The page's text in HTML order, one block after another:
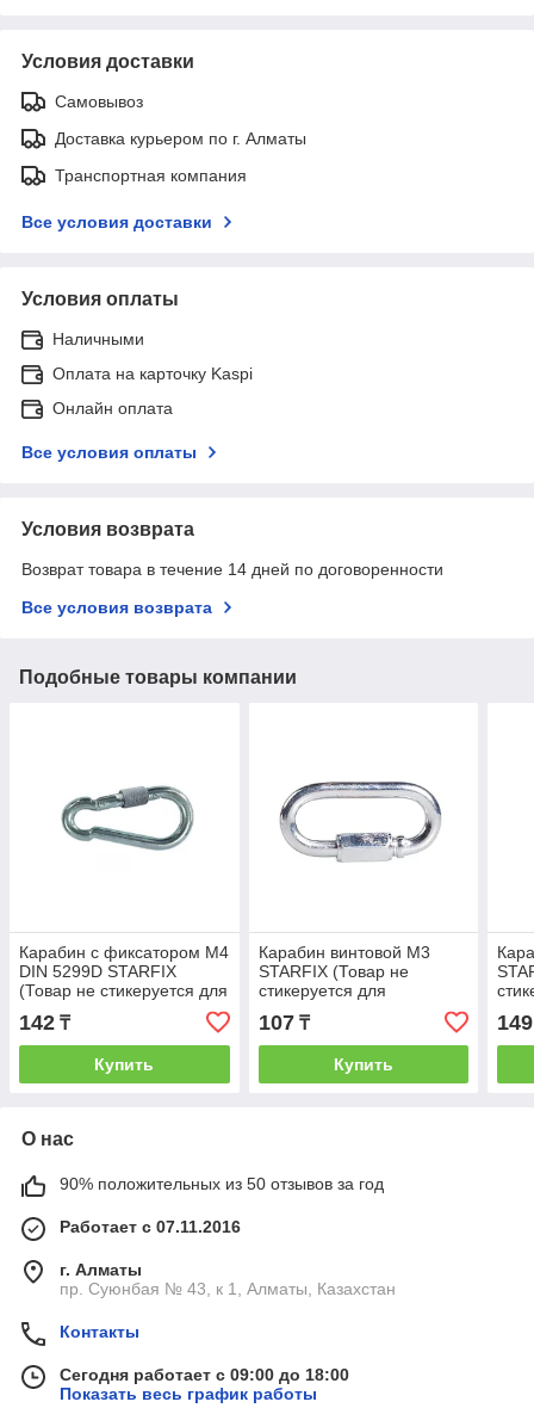
Условия доставки
Самовывоз
Доставка курьером по г. Алматы
Транспортная компания
Все условия доставки
Условия оплаты
Наличными
Оплата на карточку Kaspi
Онлайн оплата
Все условия оплаты
Условия возврата
Возврат товара в течение 14 дней по договоренности
Все условия возврата
Подобные товары компании
Карабин с фиксатором М4
DIN 5299D STARFIX
(Товар не стикеруется для
розничной торговли)
(STARFIX)
142 ₸
Купить
Карабин винтовой М3
STARFIX (Товар не
стикеруется для
розничной торговли)
(STARFIX) (SM-54921-1)
107₸
Купить
149
О нас
90% положительных из 50 отзывов за год
Работает с 07.11.2016
г. Алматы
пр. Суюнбая № 43, к 1, Алматы, Казахстан
Контакты
Сегодня работает с 09:00 до 18:00
Показать весь график работы